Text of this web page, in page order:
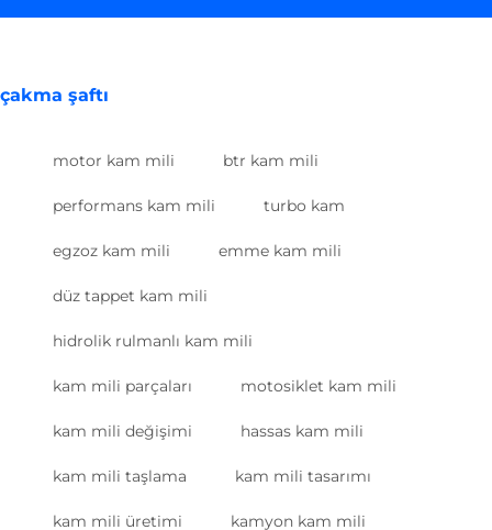
çakma şaftı
motor kam mili btr kam mili
performans kam mili turbo kam
egzoz kam mili emme kam mili
düz tappet kam mili
hidrolik rulmanlı kam mili
kam mili parçaları motosiklet kam mili
kam mili değişimi hassas kam mili
kam mili taşlama kam mili tasarımı
kam mili üretimi kamyon kam mili